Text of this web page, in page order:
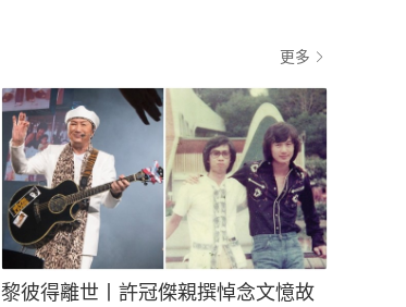
更多
黎彼得離世丨許冠傑親撰悼念文憶故